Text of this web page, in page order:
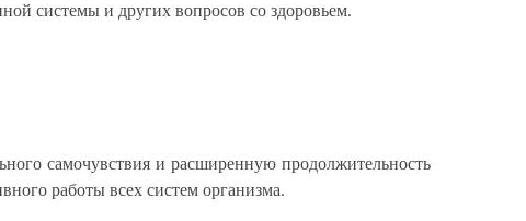
системы и других вопросов со здоровьем.
самочувствия и расширенную продолжительность
работы всех систем организма.